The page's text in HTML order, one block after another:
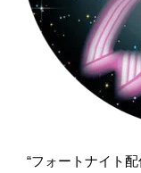
“フォートナイト配